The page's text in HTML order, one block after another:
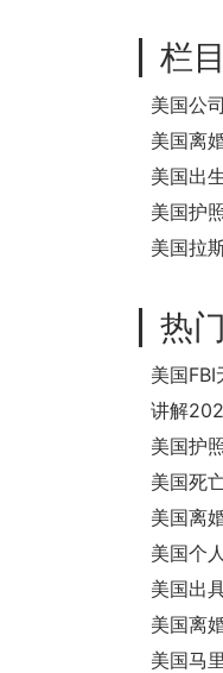
呢？
栏
美国公
国法院
美国离
证
美国出
美国护
公证
美国拉
热
美国
公证认
讲解
地继承
美国护
证
美国死
继承遗
美国离
认证用
美国个
内办理
美国出
伪？
美国离
银行贷
美国马